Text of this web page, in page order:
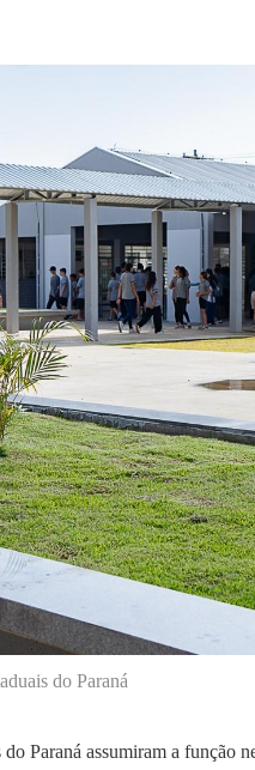
do Paraná
Paraná assumiram a função